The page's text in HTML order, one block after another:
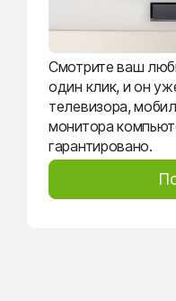
Смотрите ваш
один клик, и он
телевизора,
монитора
гарантировано.